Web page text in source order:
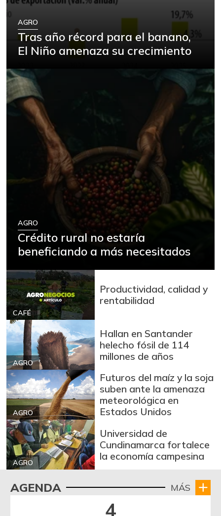
AGRO
Tras año récord para el banano,
El Niño amenaza su crecimiento
AGRO
Crédito rural no estaría
beneficiando a más necesitados
CAFÉ
Productividad, calidad y
rentabilidad
AGRO
Hallan en Santander
helecho fósil de 114
millones de años
AGRO
Futuros del maíz y la soja
suben ante la amenaza
meteorológica en
Estados Unidos
AGRO
Universidad de
Cundinamarca fortalece
la economía campesina
AGENDA MÁS
4